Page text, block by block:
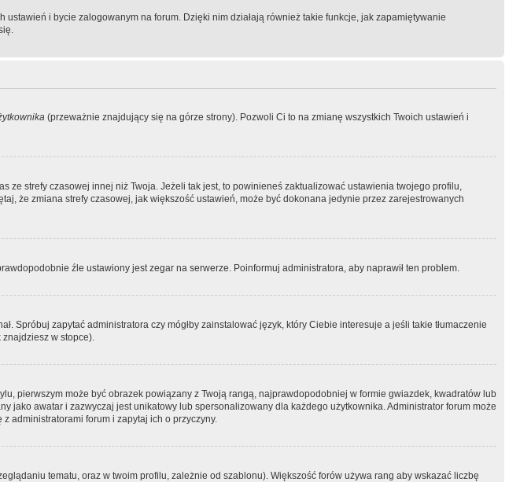
i bycie zalogowanym na forum. Dzięki nim działają również takie funkcje, jak zapamiętywanie
(przeważnie znajdujący się na górze strony). Pozwoli Ci to na zmianę wszystkich Twoich ustawień i
ze strefy czasowej innej niż Twoja. Jeżeli tak jest, to powinieneś zaktualizować ustawienia twojego profilu,
że zmiana strefy czasowej, jak większość ustawień, może być dokonana jedynie przez zarejestrowanych
źle ustawiony jest zegar na serwerze. Poinformuj administratora, aby naprawił ten problem.
Spróbuj zapytać administratora czy mógłby zainstalować język, który Ciebie interesuje a jeśli takie tłumaczenie
w stopce).
pierwszym może być obrazek powiązany z Twoją rangą, najprawdopodobniej w formie gwiazdek, kwadratów lub
jako awatar i zazwyczaj jest unikatowy lub spersonalizowany dla każdego użytkownika. Administrator forum może
administratorami forum i zapytaj ich o przyczyny.
tematu, oraz w twoim profilu, zależnie od szablonu). Większość forów używa rang aby wskazać liczbę